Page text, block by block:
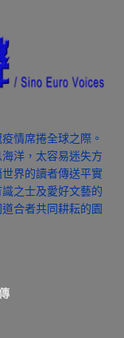
情席捲全球之際。
洋，太容易迷失方
界的讀者傳送平實
之士及愛好文藝的
合者共同耕耘的園